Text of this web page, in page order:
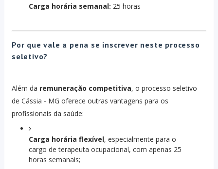
Carga horária semanal: 25 horas
Por que vale a pena se inscrever neste processo
seletivo?
Além da remuneração competitiva, o processo seletivo
de Cássia - MG oferece outras vantagens para os
profissionais da saúde:
Carga horária flexível, especialmente para o
cargo de terapeuta ocupacional, com apenas 25
horas semanais;